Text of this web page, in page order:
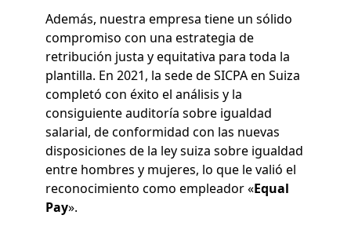
Además, nuestra empresa tiene un sólido
compromiso con una estrategia de
retribución justa y equitativa para toda la
plantilla. En 2021, la sede de SICPA en Suiza
completó con éxito el análisis y la
consiguiente auditoría sobre igualdad
salarial, de conformidad con las nuevas
disposiciones de la ley suiza sobre igualdad
entre hombres y mujeres, lo que le valió el
reconocimiento como empleador «Equal
Pay».